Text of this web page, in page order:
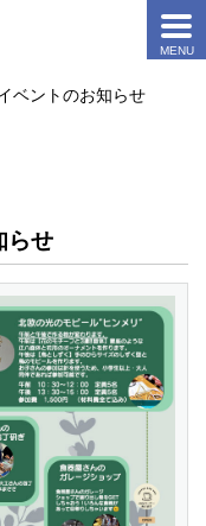
ベントのお知らせ
らせ